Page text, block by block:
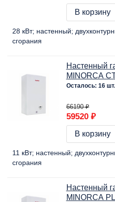
В корзину
28 кВт настенный
сгорания
Настенный
MINORCA
Осталось: 16 шт.
66190 ₽
59520 ₽
В корзину
11 кВт настенный
сгорания
Настенный
MINORCA